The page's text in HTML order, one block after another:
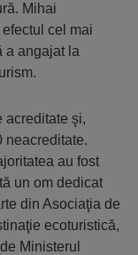
Mihai
cel mai
a angajat la
acreditate şi,
neacreditate.
au fost
un om dedicat
din Asociaţia de
ecoturistică,
Ministerul